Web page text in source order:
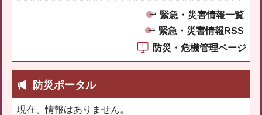
緊急・災害情報一覧
緊急・災害情報RSS
防災・危機管理ページ
防災ポータル
現在、情報はありません。